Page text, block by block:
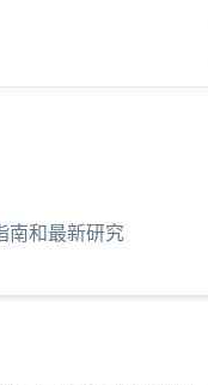
南和最新研究